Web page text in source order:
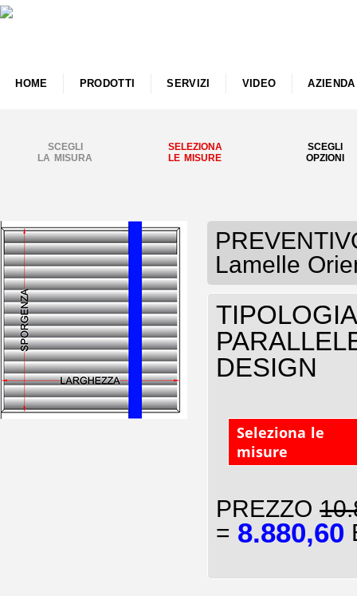
HOME PRODOTTI SERVIZI VIDEO AZIENDA
SCEGLI
LA MISURA
SELEZIONA
LE MISURE
SCEGLI
OPZIONI
Lamelle
DESIGN
Seleziona le
misure
PREZZO
= 8.880,60